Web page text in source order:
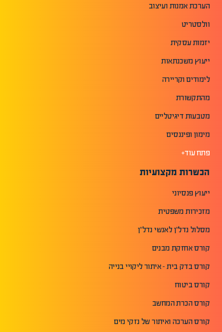
הערכת אמנות ועיצוב
וולסטריט
יזמות עסקית
ייעוץ משכנתאות
לימודים וקריירה
מהתקשורת
מטבעות דיגיטליים
מימון ופיננסים
פתח עוד+
הכשרות מקצועיות
ייעוץ פנסיוני
מזכירות משפטית
מסלול נדל"ן לאנשי נדל"ן
קורס אחזקת מבנים
קורס בדק בית - איתור ליקויי בנייה
קורס ביטוח
קורס הכרת המחשב
קורס הערכה ואיתור של נזקי מים